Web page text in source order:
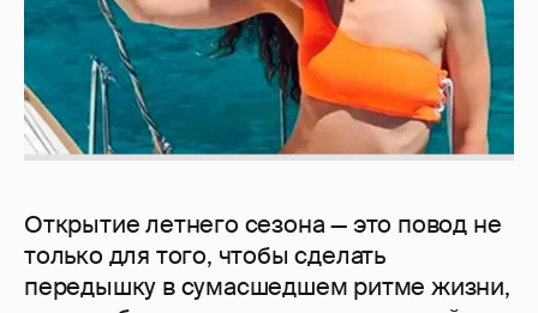
Открытие летнего сезона — это повод не
только для того, чтобы сделать
передышку в сумасшедшем ритме жизни,